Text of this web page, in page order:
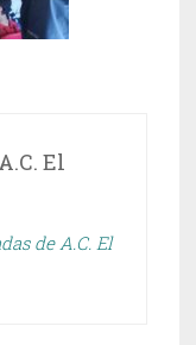
A.C. El
de A.C. El